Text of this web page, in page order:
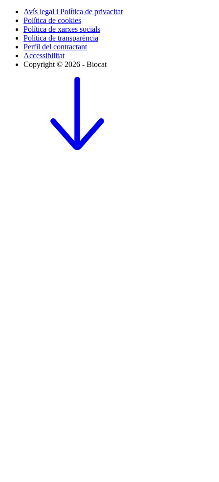
Avís legal i Política de privacitat
Política de cookies
Política de xarxes socials
Política de transparència
Perfil del contractant
Accessibilitat
Copyright © 2026 - Biocat